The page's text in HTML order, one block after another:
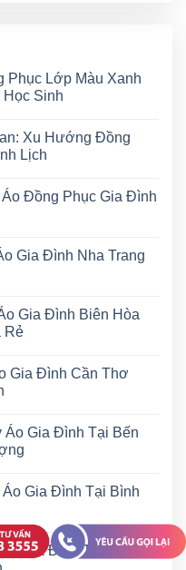
Phục Lớp Màu Xanh
Sinh
Xu Hướng Đồng
Lịch
Đồng Phục Gia Đình
Gia Đình Nha Trang
Gia Đình Biên Hòa
Rẻ
Gia Đình Cần Thơ
Áo Gia Đình Tại Bến
Gia Đình Tại Bình
Gia Đình Tại Đà